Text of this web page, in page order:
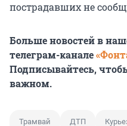
пострадавших не
Больше новостей в
телеграм-канале
Подписывайтесь,
важном.
Трамвай ДТП